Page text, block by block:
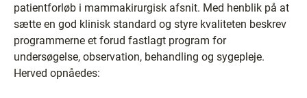
patientforløb i mammakirurgisk afsnit. Med henblik på at
sætte en god klinisk standard og styre kvaliteten beskrev
programmerne et forud fastlagt program for
undersøgelse, observation, behandling og sygepleje.
Herved opnåedes: